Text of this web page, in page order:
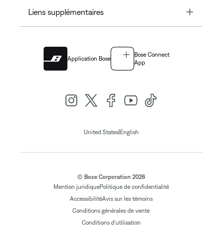
Liens supplémentaires Toggle
Application Bose
Bose Connect
App
United States|English
© Bose Corporation 2026
Mention juridiquePolitique de confidentialité
AccessibilitéAvis sur les témoins
Conditions générales de vente
Conditions d'utilisation